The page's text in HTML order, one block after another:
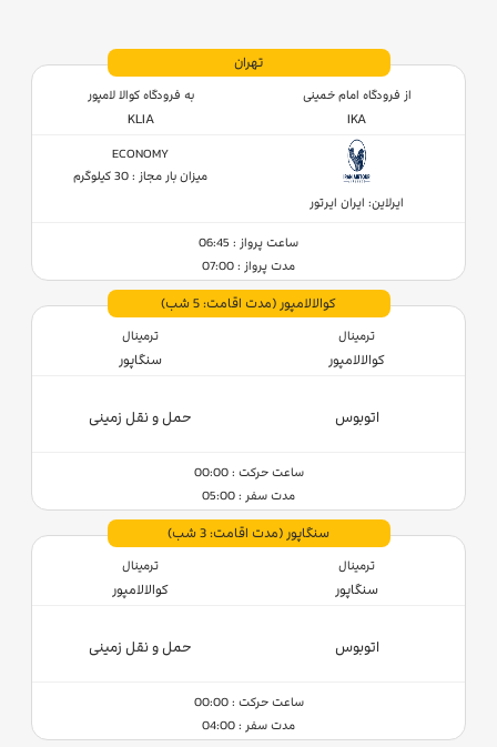
تهران
از فرودگاه امام خمینی
IKA
به فرودگاه کوالا لامپور
KLIA
ایرلاین: ایران ایرتور
ECONOMY
میزان بار مجاز : 30 کیلوگرم
ساعت پرواز : 06:45
مدت پرواز : 07:00
کوالالامپور(مدت اقامت: 5 شب)
ترمینال
کوالالامپور
ترمینال
سنگاپور
اتوبوس حمل و نقل زمینی
ساعت حرکت : 00:00
مدت سفر : 05:00
سنگاپور(مدت اقامت: 3 شب)
ترمینال
سنگاپور
ترمینال
کوالالامپور
اتوبوس حمل و نقل زمینی
ساعت حرکت : 00:00
مدت سفر : 04:00